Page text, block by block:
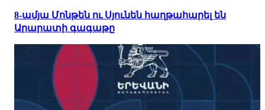
8-ամյա Մոնթեն ու Սյունեն հաղթահարել են
Արարատի գագաթը